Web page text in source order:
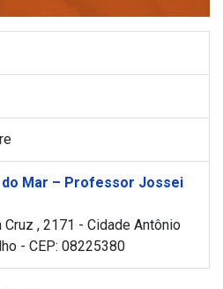
do Mar – Professor Jossei
Cruz , 2171 - Cidade Antônio
- CEP: 08225380